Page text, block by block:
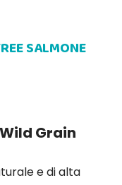
SALMONE
Grain
e di alta